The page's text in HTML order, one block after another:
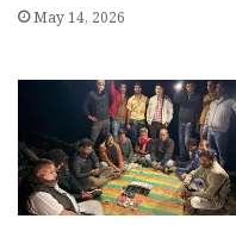
May 14, 2026